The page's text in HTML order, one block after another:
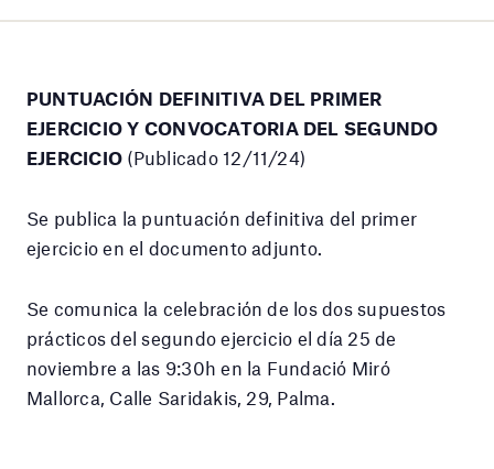
PUNTUACIÓN DEFINITIVA DEL PRIMER
EJERCICIO Y CONVOCATORIA DEL SEGUNDO
EJERCICIO (Publicado 12/11/24)
Se publica la puntuación definitiva del primer
ejercicio en el documento adjunto.
Se comunica la celebración de los dos supuestos
prácticos del segundo ejercicio el día 25 de
noviembre a las 9:30h en la Fundació Miró
Mallorca, Calle Saridakis, 29, Palma.